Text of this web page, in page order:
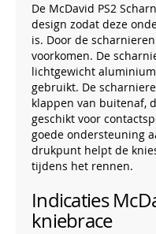
De McDavid PS2
design zodat deze
is. Door de
voorkomen. De
lichtgewicht
gebruikt. De
klappen van buitenaf,
geschikt voor
goede ondersteuning
drukpunt helpt de
tijdens het rennen.
Indicaties
kniebrace